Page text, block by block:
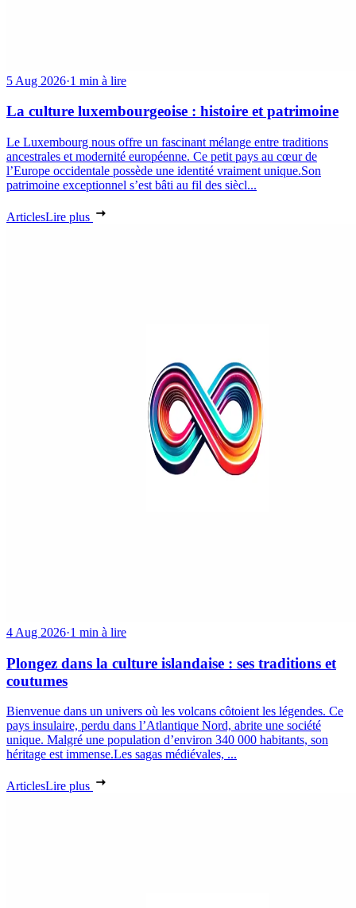
5 Aug 2026·1 min à lire
La culture luxembourgeoise : histoire et patrimoine
Le Luxembourg nous offre un fascinant mélange entre traditions
ancestrales et modernité européenne. Ce petit pays au cœur de
l’Europe occidentale possède une identité vraiment unique.Son
patrimoine exceptionnel s’est bâti au fil des siècl...
ArticlesLire plus
4 Aug 2026·1 min à lire
Plongez dans la culture islandaise : ses traditions et
coutumes
Bienvenue dans un univers où les volcans côtoient les légendes. Ce
pays insulaire, perdu dans l’Atlantique Nord, abrite une société
unique. Malgré une population d’environ 340 000 habitants, son
héritage est immense.Les sagas médiévales, ...
ArticlesLire plus